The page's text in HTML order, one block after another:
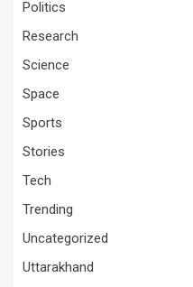
Politics
Research
Science
Space
Sports
Stories
Tech
Trending
Uncategorized
Uttarakhand